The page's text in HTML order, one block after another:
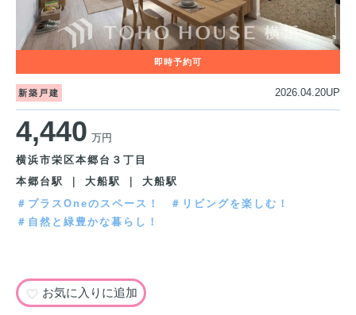
新築戸建 2026.04.20UP
4,440 万円
横浜市栄区本郷台３丁目
本郷台駅 ｜ 大船駅 ｜ 大船駅
＃プラスOneのスペース！
＃リビングを楽しむ！
＃自然と緑豊かな暮らし！
お気に入りに追加